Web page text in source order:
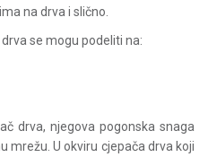
na drva i slično.
se mogu podeliti na:
drva, njegova pogonska snaga
mrežu. U okviru cjepača drva koji